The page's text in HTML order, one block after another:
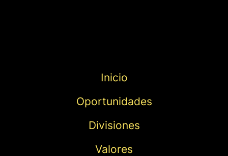
Inicio
Oportunidades
Divisiones
Valores